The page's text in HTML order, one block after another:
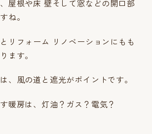
屋根や床 壁そして窓などの開口部
ね。
リフォーム リノベーションにもも
ます。
、風の道と遮光がポイントです。
暖房は、灯油？ガス？電気？